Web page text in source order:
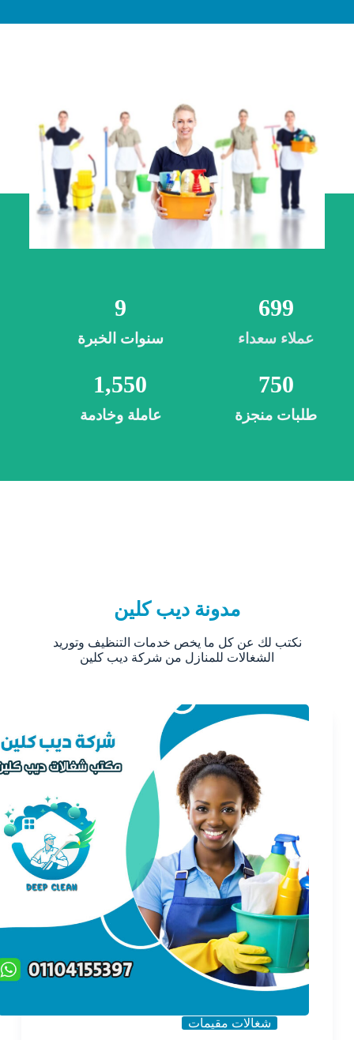
عملاء سعداء
699
سنوات الخبرة
9
طلبات منجزة
750
عاملة وخادمة
1,550
مدونة ديب كلين
نكتب لك عن كل ما يخص خدمات التنظيف وتوريد
الشغالات للمنازل من شركة ديب كلين
شغالات مقيمات